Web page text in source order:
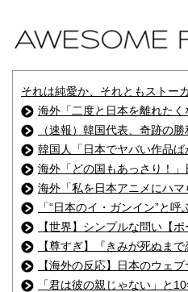
それは純愛か、それともストー
海外「二度と日本を離れたく
（速報）韓国代表、奇跡の
韓国人「日本でヤバい作品ば
海外「どの国もあっさり！」
海外「私を日本アニメにハマ
「“日本のイ・ガンイン”と呼
【世界】シンプルな問い【ポ
【尊すぎ】『きみが死ぬま
【海外の反応】日本のウェ
「君は彼の親じゃない」と